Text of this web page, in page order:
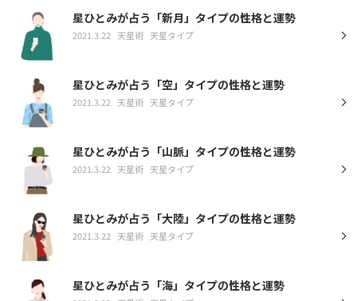
星ひとみが占う「新月」タイプの性格と運勢
2021.3.22 天星術 天星タイプ
星ひとみが占う「空」タイプの性格と運勢
2021.3.22 天星術 天星タイプ
星ひとみが占う「山脈」タイプの性格と運勢
2021.3.22 天星術 天星タイプ
星ひとみが占う「大陸」タイプの性格と運勢
2021.3.22 天星術 天星タイプ
星ひとみが占う「海」タイプの性格と運勢